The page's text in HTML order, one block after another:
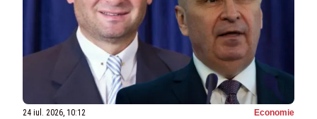
24 iul. 2026, 10:12 Economie